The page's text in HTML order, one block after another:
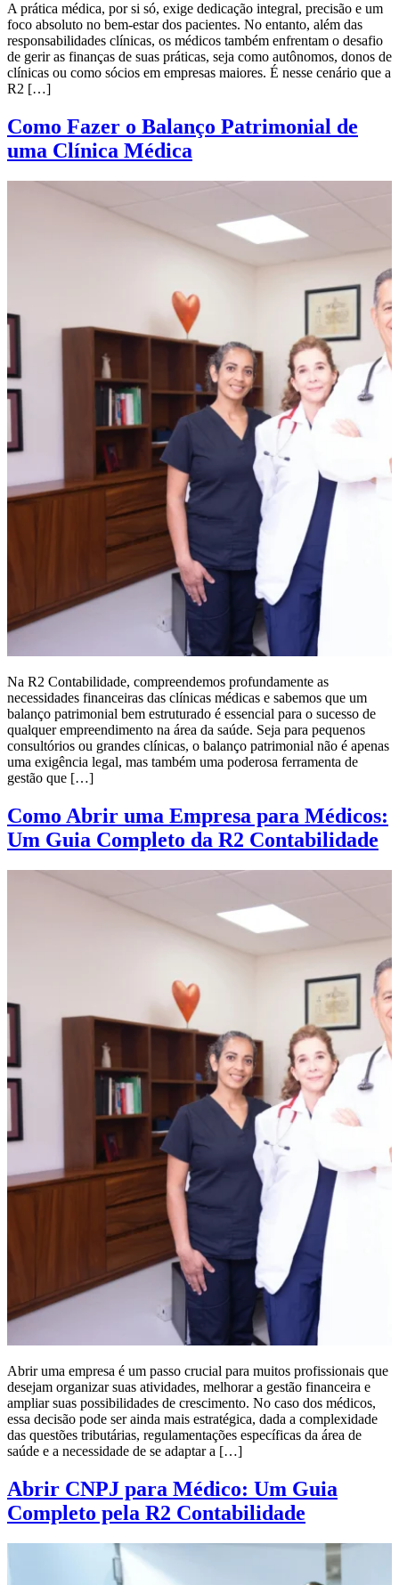
A prática médica, por si só, exige dedicação integral, precisão e um
foco absoluto no bem-estar dos pacientes. No entanto, além das
responsabilidades clínicas, os médicos também enfrentam o desafio
de gerir as finanças de suas práticas, seja como autônomos, donos de
clínicas ou como sócios em empresas maiores. É nesse cenário que a
R2 […]
Como Fazer o Balanço Patrimonial de
uma Clínica Médica
Na R2 Contabilidade, compreendemos profundamente as
necessidades financeiras das clínicas médicas e sabemos que um
balanço patrimonial bem estruturado é essencial para o sucesso de
qualquer empreendimento na área da saúde. Seja para pequenos
consultórios ou grandes clínicas, o balanço patrimonial não é apenas
uma exigência legal, mas também uma poderosa ferramenta de
gestão que […]
Como Abrir uma Empresa para Médicos:
Um Guia Completo da R2 Contabilidade
Abrir uma empresa é um passo crucial para muitos profissionais que
desejam organizar suas atividades, melhorar a gestão financeira e
ampliar suas possibilidades de crescimento. No caso dos médicos,
essa decisão pode ser ainda mais estratégica, dada a complexidade
das questões tributárias, regulamentações específicas da área de
saúde e a necessidade de se adaptar a […]
Abrir CNPJ para Médico: Um Guia
Completo pela R2 Contabilidade